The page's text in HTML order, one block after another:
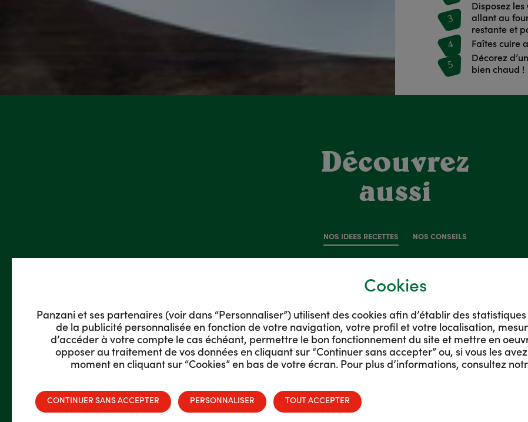
3
Disposez
allant au
restante et
4 Faîtes cuire
5
Décorez
bien chaud !
Découvrez
aussi
NOS IDÉES RECETTES NOS CONSEILS
Cookies
Panzani et ses partenaires (voir dans “Personnaliser”) utilisent des cookies afin d’établir des
de la publicité personnalisée en fonction de votre navigation, votre profil et votre localisation,
d’accéder à votre compte le cas échéant, permettre le bon fonctionnement du site et mettre en
opposer au traitement de vos données en cliquant sur “Continuer sans accepter” ou, si vous les
moment en cliquant sur “Cookies” en bas de votre écran. Pour plus d’informations, consultez
CONTINUER SANS ACCEPTER PERSONNALISER TOUT ACCEPTER